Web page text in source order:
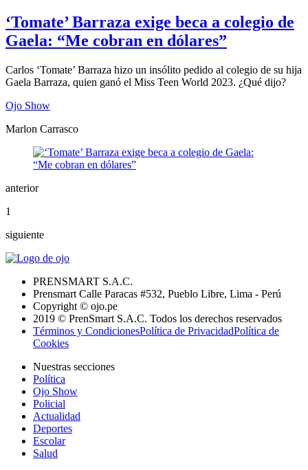
‘Tomate’ Barraza exige beca a colegio de
Gaela: “Me cobran en dólares”
Carlos ‘Tomate’ Barraza hizo un insólito pedido al colegio de su hija
Gaela Barraza, quien ganó el Miss Teen World 2023. ¿Qué dijo?
Ojo Show
Marlon Carrasco
anterior
1
siguiente
PRENSMART S.A.C.
Prensmart Calle Paracas #532, Pueblo Libre, Lima - Perú
Copyright © ojo.pe
2019 © PrenSmart S.A.C. Todos los derechos reservados
Términos y CondicionesPolítica de PrivacidadPolítica de
Cookies
Nuestras secciones
Política
Ojo Show
Policial
Actualidad
Deportes
Escolar
Salud